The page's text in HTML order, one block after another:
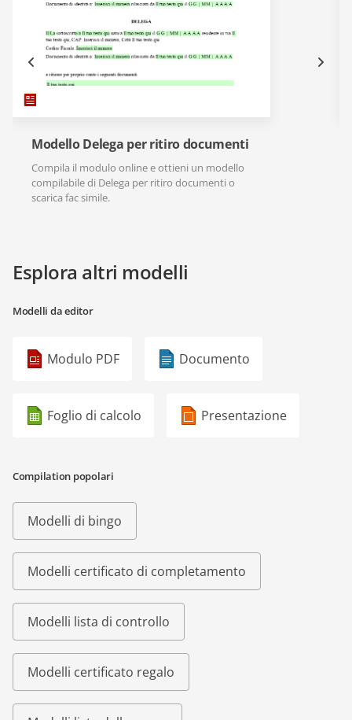
Modello Delega per ritiro documenti
Compila il modulo online e ottieni un modello
compilabile di Delega per ritiro documenti o
scarica fac simile.
Esplora altri modelli
Modelli da editor
Modulo PDF Documento
Foglio di calcolo Presentazione
Compilation popolari
Modelli di bingo
Modelli certificato di completamento
Modelli lista di controllo
Modelli certificato regalo